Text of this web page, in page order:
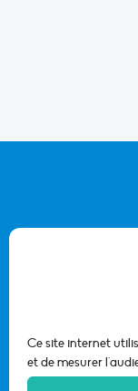
Ce site internet
et de mesurer